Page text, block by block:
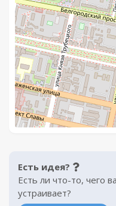
Есть идея?
Есть ли что-то, чего
устраивает?